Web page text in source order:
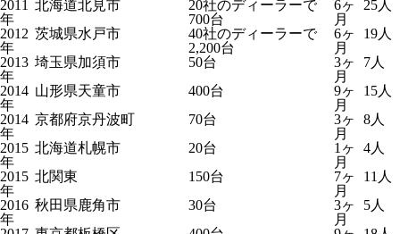
2011
年
北海道北見市
20社のディーラーで
700台
6ヶ
月
25人
2012
年
茨城県水戸市
40社のディーラーで
2,200台
6ヶ
月
19人
2013
年
埼玉県加須市 50台
3ヶ
月
7人
2014
年
山形県天童市 400台
9ヶ
月
15人
2014
年
京都府京丹波町 70台
3ヶ
月
8人
2015
年
北海道札幌市 20台
1ヶ
月
4人
2015
年
北関東 150台
7ヶ
月
11人
2016
年
秋田県鹿角市 30台
3ヶ
月
5人